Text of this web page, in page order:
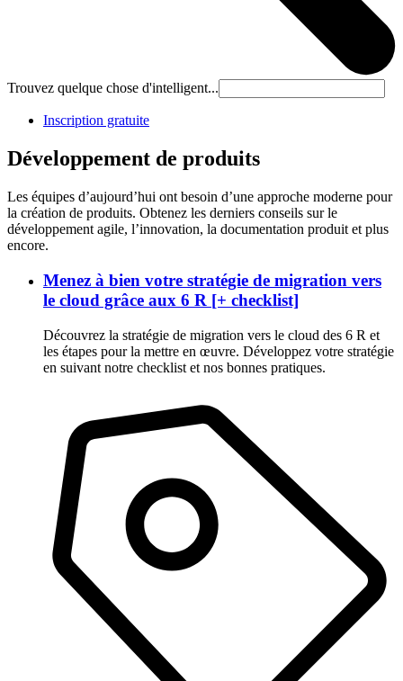
Trouvez quelque chose d'intelligent...
Inscription gratuite
Développement de produits
Les équipes d’aujourd’hui ont besoin d’une approche moderne pour
la création de produits. Obtenez les derniers conseils sur le
développement agile, l’innovation, la documentation produit et plus
encore.
Menez à bien votre stratégie de migration vers
le cloud grâce aux 6 R [+ checklist]
Découvrez la stratégie de migration vers le cloud des 6 R et
les étapes pour la mettre en œuvre. Développez votre stratégie
en suivant notre checklist et nos bonnes pratiques.